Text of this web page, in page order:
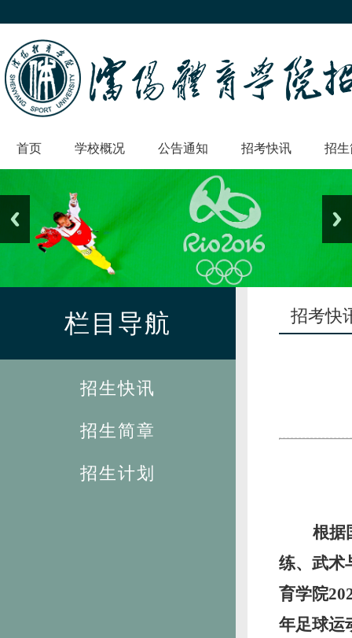
首页 学校概况 公告通知 招考快讯 招
栏目导航
招生快讯
招生简章
招生计划
招考快
根据
练、武术
育学院
年足球运